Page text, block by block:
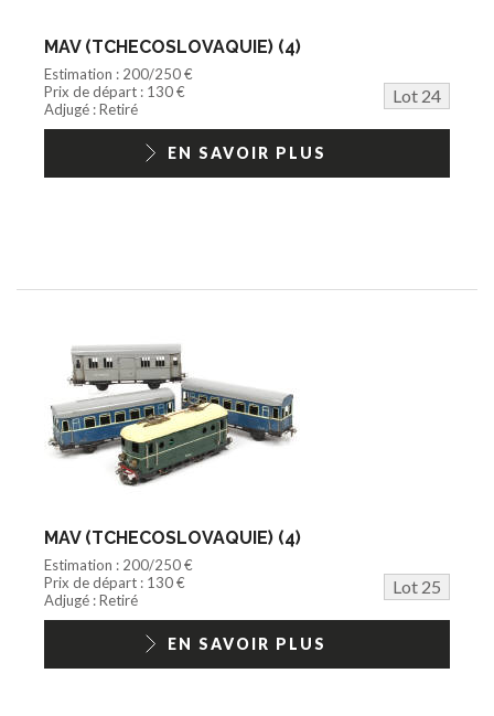
MAV (TCHECOSLOVAQUIE) (4)
Estimation : 200/250 €
Prix de départ : 130 €
Lot 24
Adjugé : Retiré
EN SAVOIR PLUS
MAV (TCHECOSLOVAQUIE) (4)
Estimation : 200/250 €
Prix de départ : 130 €
Lot 25
Adjugé : Retiré
EN SAVOIR PLUS